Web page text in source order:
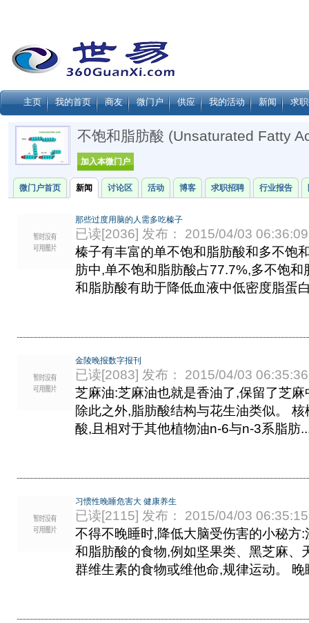
主页 我的首页 商友 微门户 供应 我的活动 新闻 求
不饱和脂肪酸 (unsaturated Fatty
加入本微门户
微门户首页 新闻 讨论区 活动 博客 求职招聘 行业报告
那些过度用脑的人需多吃榛子
已读[2036] 发布： 2015/04/03 06:36:09
榛子有丰富的单不饱和脂肪酸和多不饱
肪中,单不饱和脂肪酸占77.7%,多不饱
和脂肪酸有助于降低血液中低密度脂蛋
金陵晚报数字报刊
已读[2083] 发布： 2015/04/03 06:35:36
芝麻油:芝麻油也就是香油了,保留了芝
除此之外,脂肪酸结构与花生油类似。
酸,且相对于其他植物油n-6与n-3系脂肪
习惯性晚睡危害大 健康养生
已读[2115] 发布： 2015/04/03 06:35:15
不得不晚睡时,降低大脑受伤害的小秘方
和脂肪酸的食物,例如坚果类、黑芝麻、
群维生素的食物或维他命,规律运动。 晚